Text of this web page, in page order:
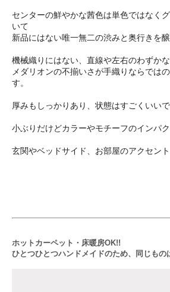
センターの鮮やかな茜色は単色ではなく
いて
新品にはない唯一無二の渋みと奥行きを醸
機械織りにはない、直線や左右のわずか
メダリオンの不揃いさが手織りならでは
す。
厚みもしっかりあり、状態はすごくいいで
小ぶりだけどカラーやモチーフのインパク
玄関やベッドサイド、お部屋のアクセン
ホットカーペット・床暖房OK!!
ひとつひとつハンドメイドのため、同じもの